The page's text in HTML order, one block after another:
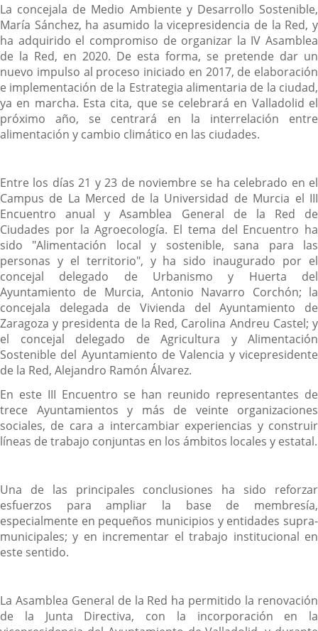
La concejala de Medio Ambiente y Desarrollo Sostenible,
María Sánchez, ha asumido la vicepresidencia de la Red, y
ha adquirido el compromiso de organizar la IV Asamblea
de la Red, en 2020. De esta forma, se pretende dar un
nuevo impulso al proceso iniciado en 2017, de elaboración
e implementación de la Estrategia alimentaria de la ciudad,
ya en marcha. Esta cita, que se celebrará en Valladolid el
próximo año, se centrará en la interrelación entre
alimentación y cambio climático en las ciudades.
Entre los días 21 y 23 de noviembre se ha celebrado en el
Campus de La Merced de la Universidad de Murcia el III
Encuentro anual y Asamblea General de la Red de
Ciudades por la Agroecología. El tema del Encuentro ha
sido "Alimentación local y sostenible, sana para las
personas y el territorio", y ha sido inaugurado por el
concejal delegado de Urbanismo y Huerta del
Ayuntamiento de Murcia, Antonio Navarro Corchón; la
concejala delegada de Vivienda del Ayuntamiento de
Zaragoza y presidenta de la Red, Carolina Andreu Castel; y
el concejal delegado de Agricultura y Alimentación
Sostenible del Ayuntamiento de Valencia y vicepresidente
de la Red, Alejandro Ramón Álvarez.
En este III Encuentro se han reunido representantes de
trece Ayuntamientos y más de veinte organizaciones
sociales, de cara a intercambiar experiencias y construir
líneas de trabajo conjuntas en los ámbitos locales y estatal.
Una de las principales conclusiones ha sido reforzar
esfuerzos para ampliar la base de membresía,
especialmente en pequeños municipios y entidades supra-
municipales; y en incrementar el trabajo institucional en
este sentido.
La Asamblea General de la Red ha permitido la renovación
de la Junta Directiva, con la incorporación en la